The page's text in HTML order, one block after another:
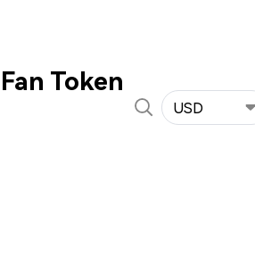
Token
USD